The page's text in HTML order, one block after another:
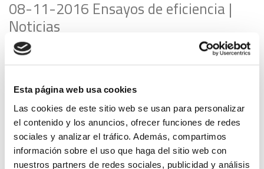
Esta página web usa cookies
Las cookies de este sitio web se usan para personalizar
el contenido y los anuncios, ofrecer funciones de redes
sociales y analizar el tráfico. Además, compartimos
información sobre el uso que haga del sitio web con
nuestros partners de redes sociales, publicidad y análisis
08-11-2016 Ensayos de eficiencia |
Noticias
Eurovent Association ha lanzado el grupo temático
fabricantes y organizaciones relacionados con el
sector de la climatización entre los que se encuentra
CEISLAB.
Este grupo tiene por objetivo representar a los
miembros de Eurovent Association que operan en el
mercado de Oriente Medio, para lleva a cabo